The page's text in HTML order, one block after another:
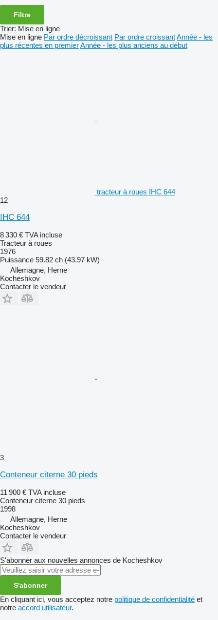
Filtre
Trier: Mise en ligne
Mise en ligne Par ordre décroissant Par ordre croissantAnnée - les
plus récentes en premierAnnée - les plus anciens au début
tracteur à roues IHC 644
12
IHC 644
8 330 € TVA incluse
Tracteur à roues
1976
Puissance 59.82 ch (43.97 kW)
Allemagne, Herne
Kocheshkov
Contacter le vendeur
3
Conteneur citerne 30 pieds
11 900 € TVA incluse
Conteneur citerne 30 pieds
1998
Allemagne, Herne
Kocheshkov
Contacter le vendeur
S'abonner aux nouvelles annonces de Kocheshkov
S'abonner
En cliquant ici, vous acceptez notre politique de confidentialité et
notre accord utilisateur.